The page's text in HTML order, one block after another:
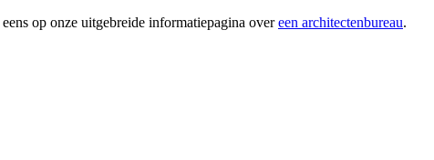
op onze uitgebreide informatiepagina overeen architectenbureau.